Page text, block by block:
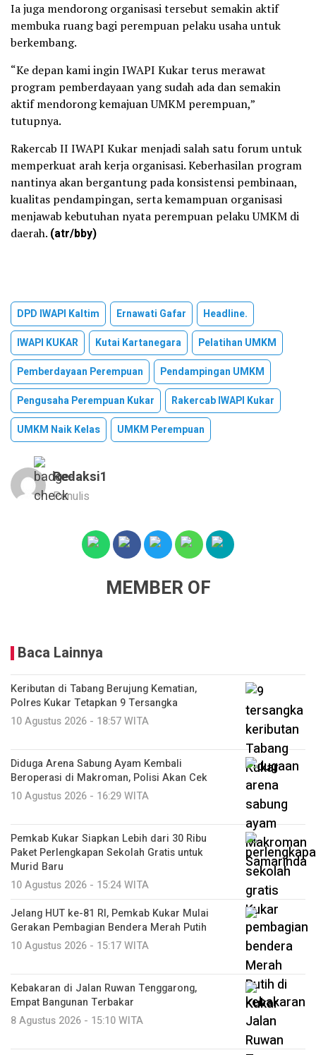
Ia juga mendorong organisasi tersebut semakin aktif
membuka ruang bagi perempuan pelaku usaha untuk
berkembang.
“Ke depan kami ingin IWAPI Kukar terus merawat
program pemberdayaan yang sudah ada dan semakin
aktif mendorong kemajuan UMKM perempuan,”
tutupnya.
Rakercab II IWAPI Kukar menjadi salah satu forum untuk
memperkuat arah kerja organisasi. Keberhasilan program
nantinya akan bergantung pada konsistensi pembinaan,
kualitas pendampingan, serta kemampuan organisasi
menjawab kebutuhan nyata perempuan pelaku UMKM di
daerah. (atr/bby)
DPD IWAPI Kaltim Ernawati Gafar
Headline.
IWAPI KUKAR
Kutai Kartanegara
Pelatihan UMKM
Pemberdayaan Perempuan
Pendampingan UMKM
Pengusaha Perempuan Kukar
Rakercab IWAPI Kukar
UMKM Naik Kelas
UMKM Perempuan
Redaksi1
Penulis
MEMBER OF
Baca Lainnya
Keributan di Tabang Berujung Kematian,
Polres Kukar Tetapkan 9 Tersangka
10 Agustus 2026 - 18:57 WITA
Diduga Arena Sabung Ayam Kembali
Beroperasi di Makroman, Polisi Akan Cek
10 Agustus 2026 - 16:29 WITA
Pemkab Kukar Siapkan Lebih dari 30 Ribu
Paket Perlengkapan Sekolah Gratis untuk
Murid Baru
10 Agustus 2026 - 15:24 WITA
Jelang HUT ke-81 RI, Pemkab Kukar Mulai
Gerakan Pembagian Bendera Merah Putih
10 Agustus 2026 - 15:17 WITA
Kebakaran di Jalan Ruwan Tenggarong,
Empat Bangunan Terbakar
8 Agustus 2026 - 15:10 WITA